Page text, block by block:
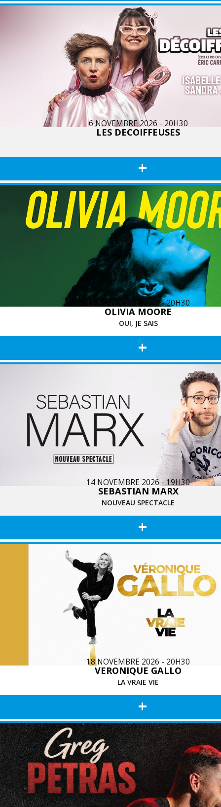
6 NOVEMBRE 2026 - 20H30
LES DECOIFFEUSES
+
13 NOVEMBRE 2026 - 20H30
OLIVIA MOORE
OUI, JE SAIS
+
14 NOVEMBRE 2026 - 19H30
SEBASTIAN MARX
NOUVEAU SPECTACLE
+
18 NOVEMBRE 2026 - 20H30
VERONIQUE GALLO
LA VRAIE VIE
+